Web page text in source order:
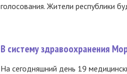
голосования. Жители республики
В систему здравоохранения
На сегодняшний день 19